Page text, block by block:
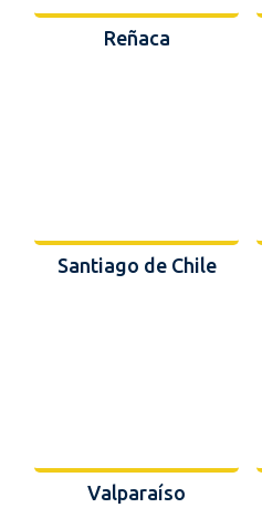
Reñaca
Santiago de Chile
Valparaíso